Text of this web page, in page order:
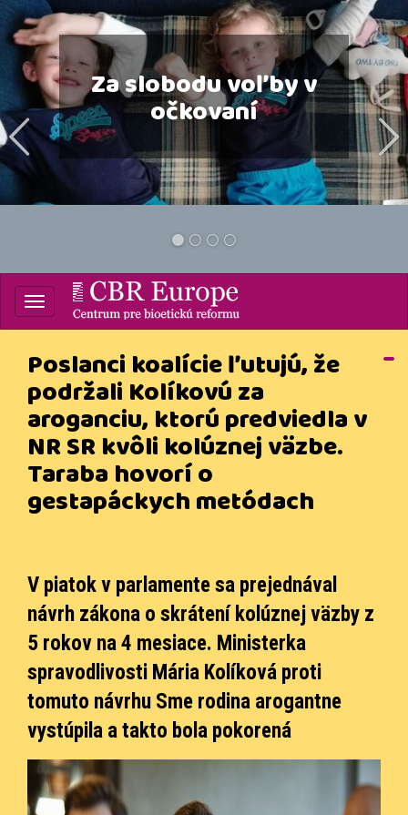
1 2 3
Venujte CBR 2%
Vašich daní
Centrum pre bioetickú
Poslanci koalície ľutujú, že
podržali Kolíkovú za
aroganciu, ktorú predviedla v
NR SR kvôli kolúznej väzbe.
Taraba hovorí o
gestapáckych metódach
V piatok v parlamente sa prejednával
návrh zákona o skrátení kolúznej väzby z
5 rokov na 4 mesiace. Ministerka
spravodlivosti Mária Kolíková proti
tomuto návrhu Sme rodina arogantne
vystúpila a takto bola pokorená